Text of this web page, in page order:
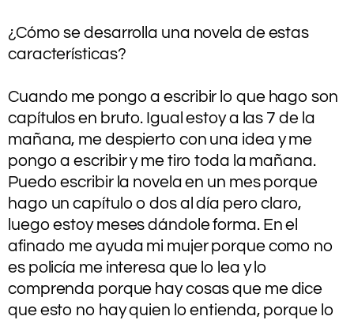
¿Cómo se desarrolla una novela de estas
características?
Cuando me pongo a escribir lo que hago son
capítulos en bruto. Igual estoy a las 7 de la
mañana, me despierto con una idea y me
pongo a escribir y me tiro toda la mañana.
Puedo escribir la novela en un mes porque
hago un capítulo o dos al día pero claro,
luego estoy meses dándole forma. En el
afinado me ayuda mi mujer porque como no
es policía me interesa que lo lea y lo
comprenda porque hay cosas que me dice
que esto no hay quien lo entienda, porque lo